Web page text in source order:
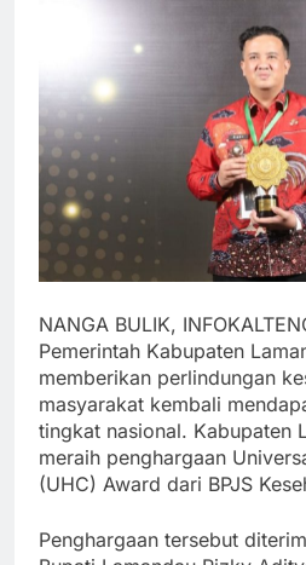
NANGA BULIK,
Pemerintah Kabupaten
memberikan perlindungan
masyarakat kembali
tingkat nasional. Kabupaten
meraih penghargaan
(UHC) Award dari BPJS
Penghargaan tersebut